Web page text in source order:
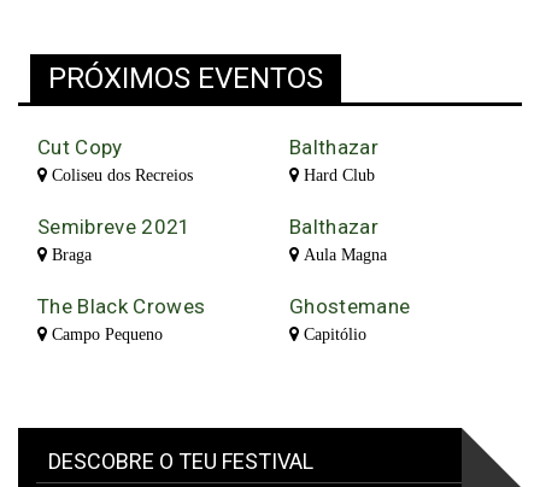
PRÓXIMOS EVENTOS
Cut Copy
Coliseu dos Recreios
Balthazar
Hard Club
Semibreve 2021
Braga
Balthazar
Aula Magna
The Black Crowes
Campo Pequeno
Ghostemane
Capitólio
DESCOBRE O TEU FESTIVAL